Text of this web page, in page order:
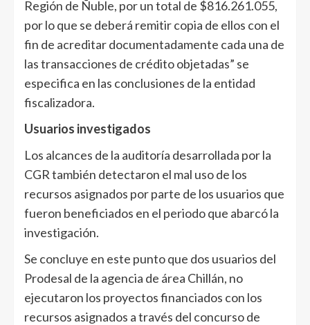
Región de Ñuble, por un total de $816.261.055,
por lo que se deberá remitir copia de ellos con el
fin de acreditar documentadamente cada una de
las transacciones de crédito objetadas” se
especifica en las conclusiones de la entidad
fiscalizadora.
Usuarios investigados
Los alcances de la auditoría desarrollada por la
CGR también detectaron el mal uso de los
recursos asignados por parte de los usuarios que
fueron beneficiados en el periodo que abarcó la
investigación.
Se concluye en este punto que dos usuarios del
Prodesal de la agencia de área Chillán, no
ejecutaron los proyectos financiados con los
recursos asignados a través del concurso de